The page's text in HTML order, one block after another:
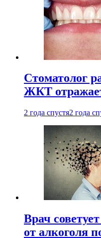
Стоматолог
ЖКТ
2 года спустя2 года
Врач
от алкоголя